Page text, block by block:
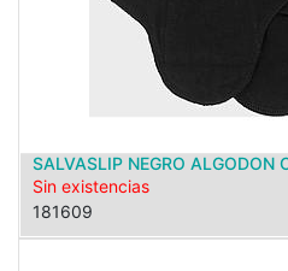
SALVASLIP NEGRO ALGODON
Sin existencias
181609